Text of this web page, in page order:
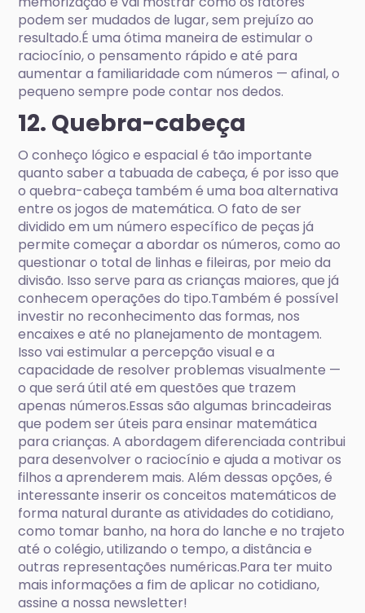
podem ser mudados de lugar, sem prejuízo ao
resultado.É uma ótima maneira de estimular o
raciocínio, o pensamento rápido e até para
aumentar a familiaridade com números — afinal, o
pequeno sempre pode contar nos dedos.
12. Quebra-cabeça
O conheço lógico e espacial é tão importante
quanto saber a tabuada de cabeça, é por isso que
o quebra-cabeça também é uma boa alternativa
entre os jogos de matemática. O fato de ser
dividido em um número específico de peças já
permite começar a abordar os números, como ao
questionar o total de linhas e fileiras, por meio da
divisão. Isso serve para as crianças maiores, que já
conhecem operações do tipo.Também é possível
investir no reconhecimento das formas, nos
encaixes e até no planejamento de montagem.
Isso vai estimular a percepção visual e a
capacidade de resolver problemas visualmente —
o que será útil até em questões que trazem
apenas números.Essas são algumas brincadeiras
que podem ser úteis para ensinar matemática
para crianças. A abordagem diferenciada contribui
para desenvolver o raciocínio e ajuda a motivar os
filhos a aprenderem mais. Além dessas opções, é
interessante inserir os conceitos matemáticos de
forma natural durante as atividades do cotidiano,
como tomar banho, na hora do lanche e no trajeto
até o colégio, utilizando o tempo, a distância e
outras representações numéricas.Para ter muito
mais informações a fim de aplicar no cotidiano,
assine a nossa newsletter!